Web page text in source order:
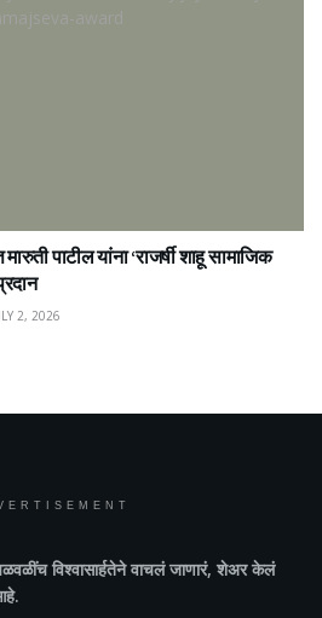
मारुती पाटील यांना ‘राजर्षी शाहू सामाजिक
2, 2026
विश्वासार्हतेने वाचलं जाणारं, शेअर केलं